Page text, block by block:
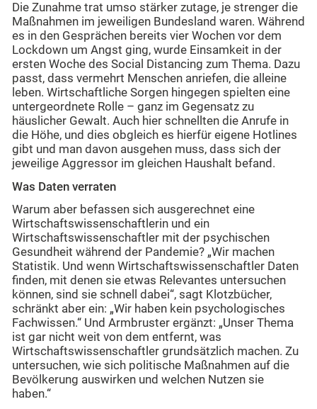
Die Zunahme trat umso stärker zutage, je strenger die
Maßnahmen im jeweiligen Bundesland waren. Während
es in den Gesprächen bereits vier Wochen vor dem
Lockdown um Angst ging, wurde Einsamkeit in der
ersten Woche des Social Distancing zum Thema. Dazu
passt, dass vermehrt Menschen anriefen, die alleine
leben. Wirtschaftliche Sorgen hingegen spielten eine
untergeordnete Rolle – ganz im Gegensatz zu
häuslicher Gewalt. Auch hier schnellten die Anrufe in
die Höhe, und dies obgleich es hierfür eigene Hotlines
gibt und man davon ausgehen muss, dass sich der
jeweilige Aggressor im gleichen Haushalt befand.
Was Daten verraten
Warum aber befassen sich ausgerechnet eine
Wirtschaftswissenschaftlerin und ein
Wirtschaftswissenschaftler mit der psychischen
Gesundheit während der Pandemie? „Wir machen
Statistik. Und wenn Wirtschaftswissenschaftler Daten
finden, mit denen sie etwas Relevantes untersuchen
können, sind sie schnell dabei“, sagt Klotzbücher,
schränkt aber ein: „Wir haben kein psychologisches
Fachwissen.“ Und Armbruster ergänzt: „Unser Thema
ist gar nicht weit von dem entfernt, was
Wirtschaftswissenschaftler grundsätzlich machen. Zu
untersuchen, wie sich politische Maßnahmen auf die
Bevölkerung auswirken und welchen Nutzen sie
haben.“